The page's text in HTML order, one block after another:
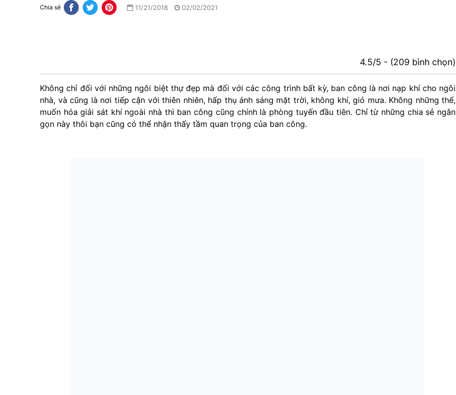
Chia sẻ 11/21/2018 02/02/2021
4.5/5 - (209 bình chọn)
Không chỉ đối với những ngôi biệt thự đẹp mà đối với các công trình bất kỳ, ban công là nơi nạp khí cho ngôi
nhà, và cũng là nơi tiếp cận với thiên nhiên, hấp thụ ánh sáng mặt trời, không khí, gió mưa. Không những thế,
muốn hóa giải sát khí ngoài nhà thì ban công cũng chính là phòng tuyến đầu tiên. Chỉ từ những chia sẻ ngắn
gọn này thôi bạn cũng có thể nhận thấy tầm quan trọng của ban công.